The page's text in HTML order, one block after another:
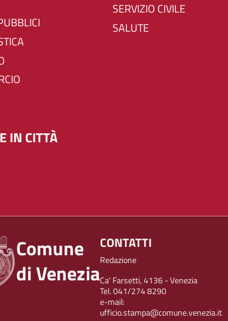
SERVIZIO CIVILE
SALUTE
IN CITTÀ
Comune
di Venezia
CONTATTI
Redazione
Ca' Farsetti, 4136 - Venezia
Tel. 041/274 8290
e-mail:
ufficio.stampa@comune.venezia.it